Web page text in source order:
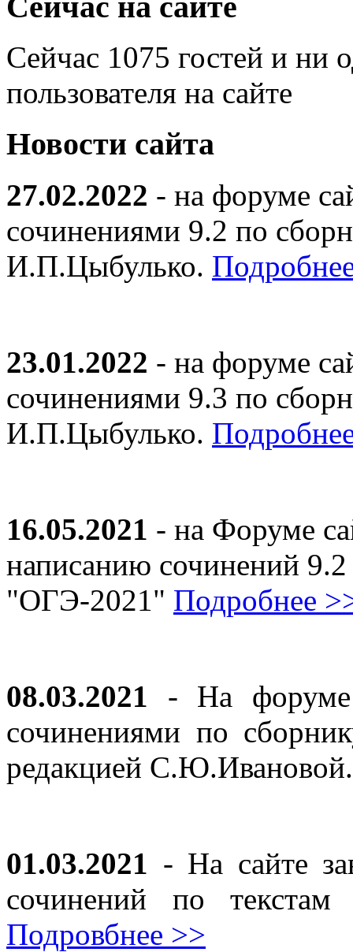
Сейчас 1075 гостей и ни
пользователя на сайте
Новости сайта
27.02.2022 - на форуме
сочинениями 9.2 по
И.П.Цыбулько.
23.01.2022 - на форуме
сочинениями 9.3 по
И.П.Цыбулько.
16.05.2021 - на Форуме
написанию сочинений
"ОГЭ-2021" Подробнее
08.03.2021 - На форуме
сочинениями по
редакцией
01.03.2021 - На сайте
сочинений по
Подровбнее >>